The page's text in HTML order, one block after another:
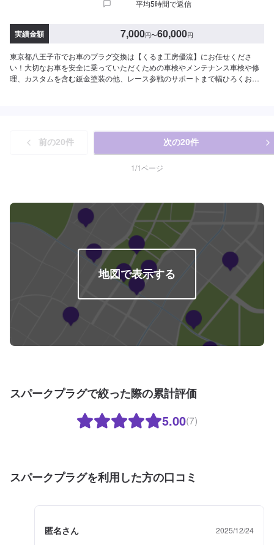
平均5時間で返信
実績金額 7,000円〜60,000円
東京都八王子市でお車のプラグ交換は【くるま工房優流】にお任せくださ
い！大切なお車を安全に乗っていただくための車検やメンテナンス車検や修
理、カスタムを含む鈑金塗装の他、レース参戦のサポートまで幅ひろくお応
様の夢を共に考えます。】お任せいただいた大切な車は、教育体制の行き届
いたスタッフと最新の環境で、ご相談窓口から実際の作業、納車に至るまで
を一人の職人が担当しています。それはお客様との信頼を築くためでもあ
り、納車までの期間を短縮するためでもあります。専門性の高さやスキルの
がり次第納車【代車について】代車をご用意しています。お車の作業中は代
車をご利用ください。※代車の燃料代はお客様にご負担いただいております。
【定休日・営業時間】定休日：日曜・祝日営業時間：9:00~19:00
前の20件 次の20件
1/1ページ
地図で表示する
スパークプラグで絞った際の累計評価
5.00(7)
スパークプラグを利用した方の口コミ
匿名さん 2025/12/24